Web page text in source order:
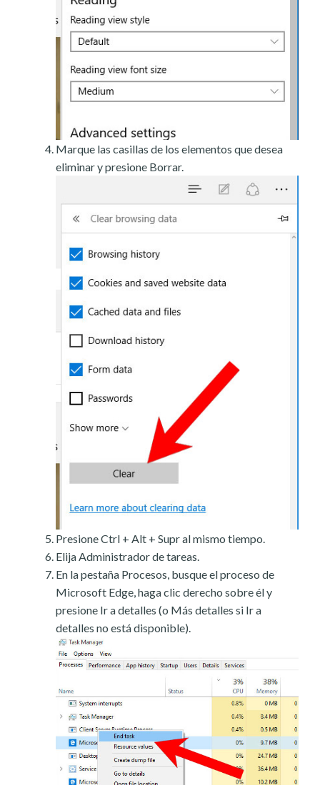
Marque las casillas de los elementos que desea
eliminar y presione Borrar.
Presione Ctrl + Alt + Supr al mismo tiempo.
Elija Administrador de tareas.
En la pestaña Procesos, busque el proceso de
Microsoft Edge, haga clic derecho sobre él y
presione Ir a detalles (o Más detalles si Ir a
detalles no está disponible).